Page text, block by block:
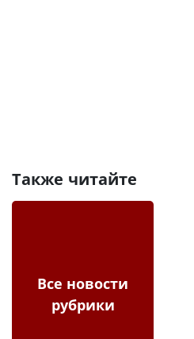
Также читайте
Все новости
рубрики